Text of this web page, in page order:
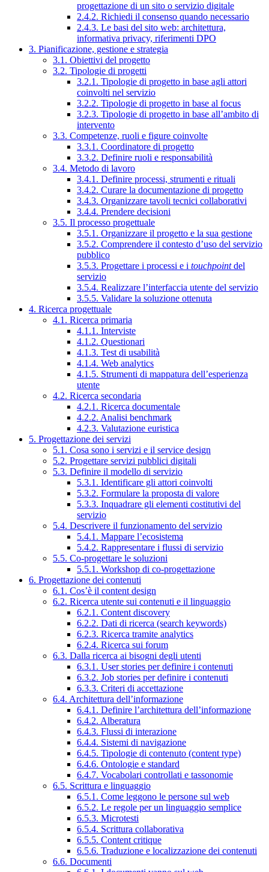
progettazione di un sito o servizio digitale
2.4.2. Richiedi il consenso quando necessario
2.4.3. Le basi del sito web: architettura,
informativa privacy, riferimenti DPO
3. Pianificazione, gestione e strategia
3.1. Obiettivi del progetto
3.2. Tipologie di progetti
3.2.1. Tipologie di progetto in base agli attori
coinvolti nel servizio
3.2.2. Tipologie di progetto in base al focus
3.2.3. Tipologie di progetto in base all’ambito di
intervento
3.3. Competenze, ruoli e figure coinvolte
3.3.1. Coordinatore di progetto
3.3.2. Definire ruoli e responsabilità
3.4. Metodo di lavoro
3.4.1. Definire processi, strumenti e rituali
3.4.2. Curare la documentazione di progetto
3.4.3. Organizzare tavoli tecnici collaborativi
3.4.4. Prendere decisioni
3.5. Il processo progettuale
3.5.1. Organizzare il progetto e la sua gestione
3.5.2. Comprendere il contesto d’uso del servizio
pubblico
3.5.3. Progettare i processi e i touchpointdel
servizio
3.5.4. Realizzare l’interfaccia utente del servizio
3.5.5. Validare la soluzione ottenuta
4. Ricerca progettuale
4.1. Ricerca primaria
4.1.1. Interviste
4.1.2. Questionari
4.1.3. Test di usabilità
4.1.4. Web analytics
4.1.5. Strumenti di mappatura dell’esperienza
utente
4.2. Ricerca secondaria
4.2.1. Ricerca documentale
4.2.2. Analisi benchmark
4.2.3. Valutazione euristica
5. Progettazione dei servizi
5.1. Cosa sono i servizi e il service design
5.2. Progettare servizi pubblici digitali
5.3. Definire il modello di servizio
5.3.1. Identificare gli attori coinvolti
5.3.2. Formulare la proposta di valore
5.3.3. Inquadrare gli elementi costitutivi del
servizio
5.4. Descrivere il funzionamento del servizio
5.4.1. Mappare l’ecosistema
5.4.2. Rappresentare i flussi di servizio
5.5. Co-progettare le soluzioni
5.5.1. Workshop di co-progettazione
6. Progettazione dei contenuti
6.1. Cos’è il content design
6.2. Ricerca utente sui contenuti e il linguaggio
6.2.1. Content discovery
6.2.2. Dati di ricerca (search keywords)
6.2.3. Ricerca tramite analytics
6.2.4. Ricerca sui forum
6.3. Dalla ricerca ai bisogni degli utenti
6.3.1. User stories per definire i contenuti
6.3.2. Job stories per definire i contenuti
6.3.3. Criteri di accettazione
6.4. Architettura dell’informazione
6.4.1. Definire l’architettura dell’informazione
6.4.2. Alberatura
6.4.3. Flussi di interazione
6.4.4. Sistemi di navigazione
6.4.5. Tipologie di contenuto (content type)
6.4.6. Ontologie e standard
6.4.7. Vocabolari controllati e tassonomie
6.5. Scrittura e linguaggio
6.5.1. Come leggono le persone sul web
6.5.2. Le regole per un linguaggio semplice
6.5.3. Microtesti
6.5.4. Scrittura collaborativa
6.5.5. Content critique
6.5.6. Traduzione e localizzazione dei contenuti
6.6. Documenti